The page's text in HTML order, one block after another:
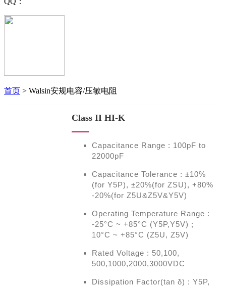
首页 > Walsin安规电容/压敏电阻
Class II HI-K
Capacitance Range : 100pF to
22000pF
Capacitance Tolerance : ±10%
(for Y5P), ±20%(for ZSU), +80%
-20%(for Z5U&Z5V&Y5V)
Operating Temperature Range :
-25°C ~ +85°C (Y5P,Y5V) ;
10°C ~ +85°C (Z5U, Z5V)
Rated Voltage : 50,100,
500,1000,2000,3000VDC
Dissipation Factor(tan δ) : Y5P,